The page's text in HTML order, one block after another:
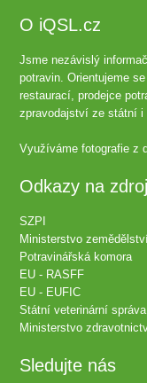
O iQSL.cz
Jsme nezávislý
potravin. Orientujeme
restaurací, prodejce
zpravodajství ze státní i
Využíváme fotografie z
Odkazy na
SZPI
Ministerstvo
Potravinářská komora
EU - RASFF
EU - EUFIC
Státní veterinární správa
Ministerstvo
Sledujte nás